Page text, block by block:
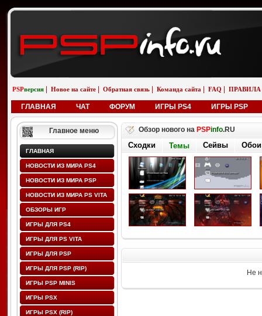
PSPверсия Новое на сайте Обратная связь Команда сайта FAQ ПРАВИЛА
ГЛАВНАЯ ЧАТ ФОРУМ ИГРЫ PS4 ИГРЫ PSP
Главное меню
ГЛАВНАЯ
НОВОСТИ ИЗ МИРА PS4
НОВОСТИ ИЗ МИРА PSP
НОВОСТИ ИЗ МИРА PS VITA
ОБЗОРЫ ИГР
ИГРЫ ДЛЯ PS4
ИГРЫ ДЛЯ PS VITA
ИГРЫ ДЛЯ PSP
ИГРЫ ДЛЯ PSP (RIP)
ИГРЫ PSP MINIS
ИГРЫ PSX
ИГРЫ PSX (RIP)
Обзор нового на PSPinfo.RU
Сходки Темы Сейвы Обои
Не